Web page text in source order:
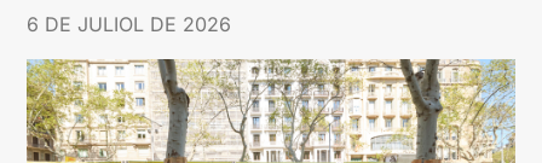
6 DE JULIOL DE 2026